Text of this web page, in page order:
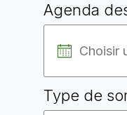
Agenda
Type de